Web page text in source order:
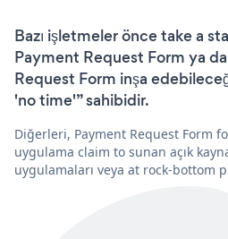
Bazı işletmeler önce take a
Payment Request Form ya
Request Form inşa
'no time'” sahibidir.
Diğerleri, Payment Request Form
uygulama claim to sunan açık
uygulamaları veya at rock-bottom